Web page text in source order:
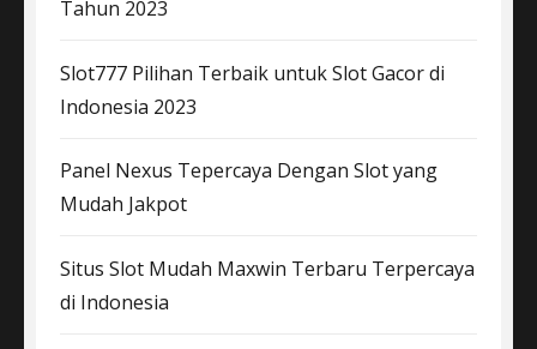
Tahun 2023
Slot777 Pilihan Terbaik untuk Slot Gacor di
Indonesia 2023
Panel Nexus Tepercaya Dengan Slot yang
Mudah Jakpot
Situs Slot Mudah Maxwin Terbaru Terpercaya
di Indonesia